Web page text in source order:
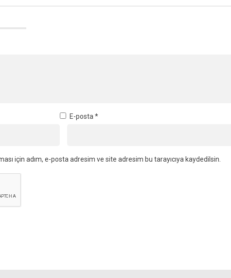
E-posta *
için adım, e-posta adresim ve site adresim bu tarayıcıya kaydedilsin.